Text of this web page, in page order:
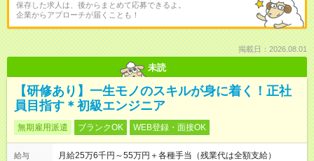
保存した求人は、後からまとめて応募できるよ。
企業からアプローチが届くことも！
掲載日：2026.08.01
未読
【研修あり】一生モノのスキルが身に着く！正社
員目指す＊初級エンジニア
無期雇用派遣 ブランクOK WEB登録・面接OK
給与
月給25万6千円～55万円＋各種手当（残業代は全額支給）